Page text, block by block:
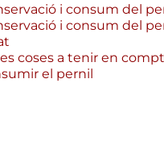
i consum del
i consum del
coses a tenir en
el pernil